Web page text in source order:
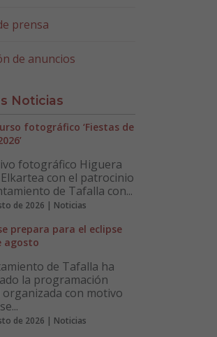
prensa
de anuncios
Noticias
fotográfico ‘Fiestas de
fotográfico Higuera
con el patrocinio
de Tafalla con...
de 2026 | Noticias
prepara para el eclipse
agosto
de Tafalla ha
la programación
organizada con motivo
de 2026 | Noticias